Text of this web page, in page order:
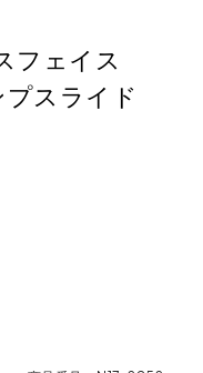
フェイス
スライド